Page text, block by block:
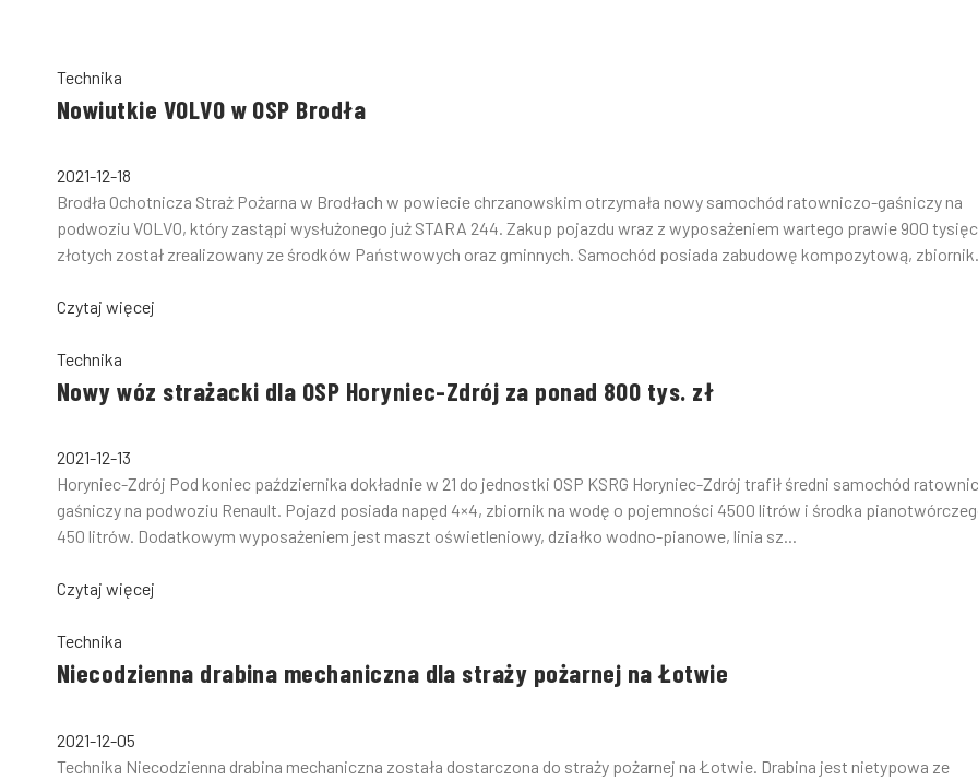
Technika
Nowiutkie VOLVO w OSP Brodła
2021-12-18
Brodła Ochotnicza Straż Pożarna w Brodłach w powiecie chrzanowskim otrzymała nowy samochód ratowniczo-gaśniczy na
podwoziu VOLVO, który zastąpi wysłużonego już STARA 244. Zakup pojazdu wraz z wyposażeniem wartego prawie 900
złotych został zrealizowany ze środków Państwowych oraz gminnych. Samochód posiada zabudowę kompozytową,
Czytaj więcej
Technika
Nowy wóz strażacki dla OSP Horyniec-Zdrój za ponad 800 tys. zł
2021-12-13
Horyniec-Zdrój Pod koniec października dokładnie w 21 do jednostki OSP KSRG Horyniec-Zdrój trafił średni samochód
gaśniczy na podwoziu Renault. Pojazd posiada napęd 4×4, zbiornik na wodę o pojemności 4500 litrów i środka
450 litrów. Dodatkowym wyposażeniem jest maszt oświetleniowy, działko wodno-pianowe, linia sz...
Czytaj więcej
Technika
Niecodzienna drabina mechaniczna dla straży pożarnej na Łotwie
2021-12-05
Technika Niecodzienna drabina mechaniczna została dostarczona do straży pożarnej na Łotwie. Drabina jest nietypowa ze